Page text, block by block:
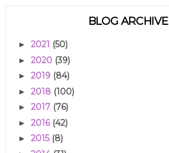
BLOG ARCHIVE
► 2021 (50)
► 2020 (39)
► 2019 (84)
► 2018 (100)
► 2017 (76)
► 2016 (42)
► 2015 (8)